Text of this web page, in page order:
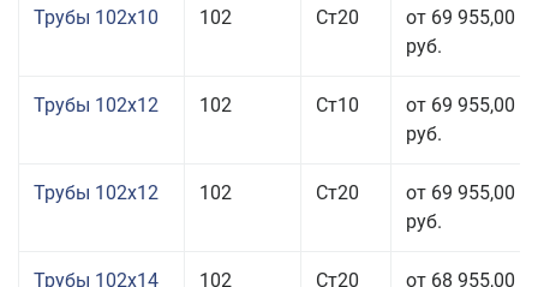
Трубы 102x10 102 Ст20
от 69 955,00
руб.
Трубы 102x12 102 Ст10
от 69 955,00
руб.
Трубы 102x12 102 Ст20
от 69 955,00
руб.
Трубы 102x14 102 Ст20 от 68 955,00